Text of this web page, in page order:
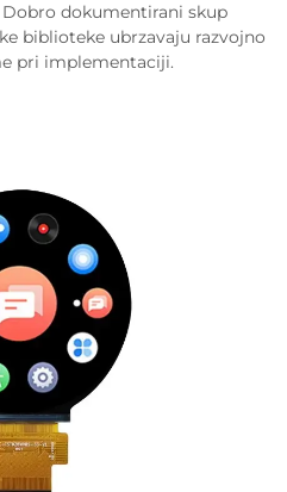
dokumentirani skup
biblioteke ubrzavaju razvojno
pri implementaciji.